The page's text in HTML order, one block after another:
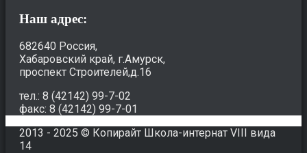
Наш адрес:
682640 Россия,
Хабаровский край, г.Амурск,
проспект Строителей,д.16
тел.: 8 (42142) 99-7-02
факс: 8 (42142) 99-7-01
2013 - 2025 © Копирайт Школа-интернат VIII вида
14